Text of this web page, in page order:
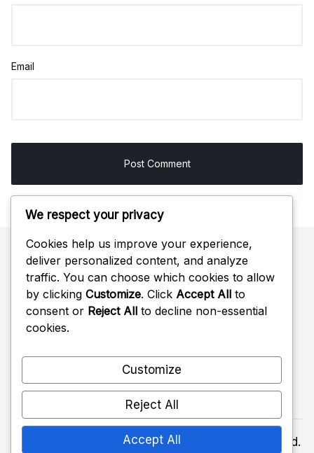
Email
Sök
Search
for:
crono3.com
. All rights reserved.
We respect your privacy
Cookies help us improve your experience,
deliver personalized content, and analyze
traffic. You can choose which cookies to allow
by clicking Customize. Click Accept All to
consent or Reject All to decline non-essential
cookies.
Customize
Reject All
Accept All